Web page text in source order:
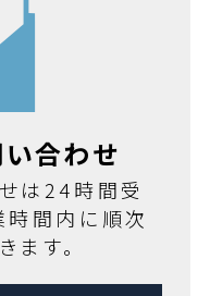
合わせ
は24時間受
時間内に順次
す。